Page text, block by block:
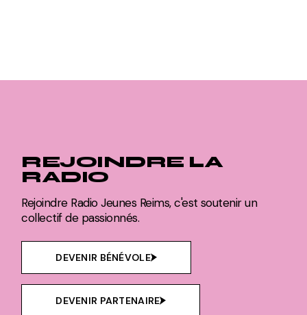
REJOINDRE LA
RADIO
Rejoindre Radio Jeunes Reims, c'est soutenir un
collectif de passionnés.
DEVENIR BÉNÉVOLE
DEVENIR PARTENAIRE